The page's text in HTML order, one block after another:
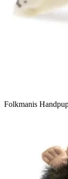
Folkmanis